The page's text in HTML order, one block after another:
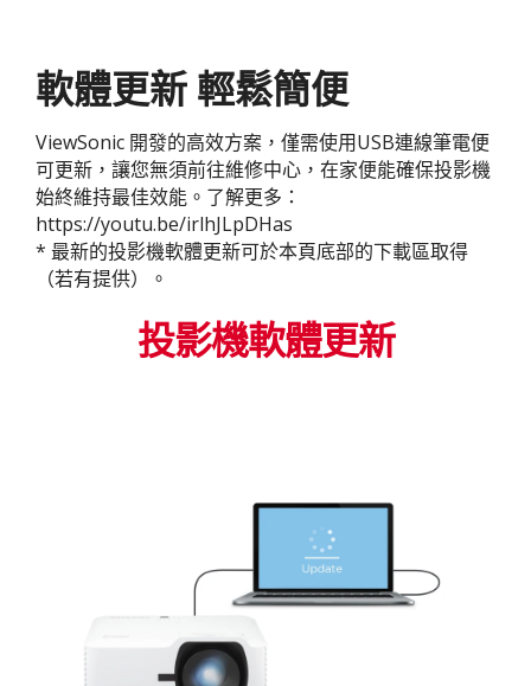
軟體更新 輕鬆簡便
ViewSonic 開發的高效方案，僅需使用USB連線筆電便
可更新，讓您無須前往維修中心，在家便能確保投影機
始終維持最佳效能。了解更多：
https://youtu.be/irlhJLpDHas
* 最新的投影機軟體更新可於本頁底部的下載區取得
（若有提供）。
投影機軟體更新